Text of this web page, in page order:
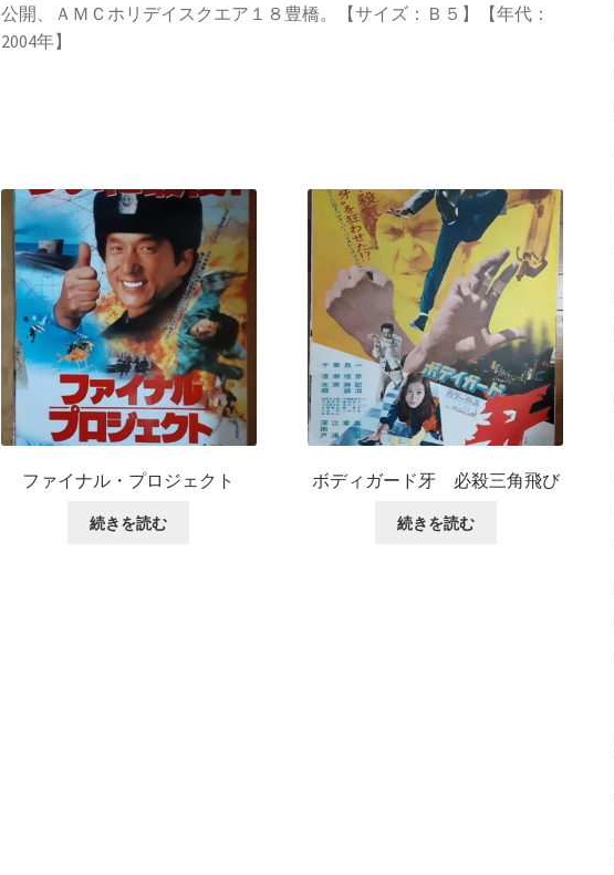
公開、ＡＭＣホリデイスクエア１８豊橋。【サイズ：Ｂ５】【年代：
2004年】
ファイナル・プロジェクト
続きを読む
ボディガード牙 必殺三角飛び
続きを読む